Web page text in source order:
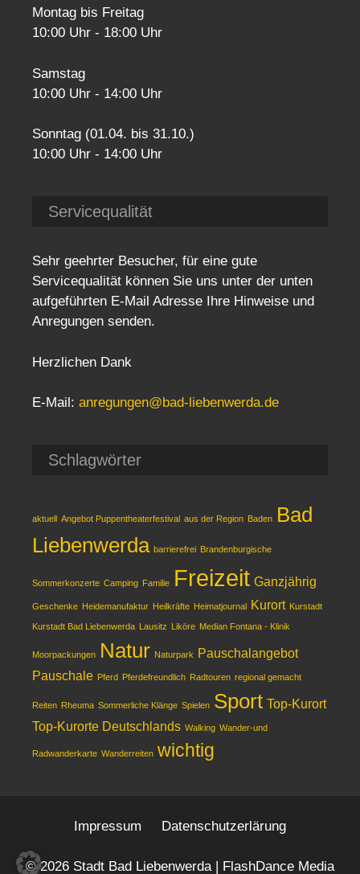
Montag bis Freitag
10:00 Uhr - 18:00 Uhr
Samstag
10:00 Uhr - 14:00 Uhr
Sonntag (01.04. bis 31.10.)
10:00 Uhr - 14:00 Uhr
Servicequalität
Sehr geehrter Besucher, für eine gute
Servicequalität können Sie uns unter der unten
aufgeführten E-Mail Adresse Ihre Hinweise und
Anregungen senden.
Herzlichen Dank
E-Mail: anregungen@bad-liebenwerda.de
Schlagwörter
aktuell Angebot Puppentheaterfestival aus der Region Baden Bad
Liebenwerda barrierefrei Brandenburgische
Sommerkonzerte Camping Familie Freizeit Ganzjährig
Geschenke Heidemanufaktur Heilkräfte Heimatjournal Kurort Kurstadt
Kurstadt Bad Liebenwerda Lausitz Liköre Median Fontana - Klinik
Moorpackungen Natur Naturpark Pauschalangebot
Pauschale Pferd Pferdefreundlich Radtouren regional gemacht
Reiten Rheuma Sommerliche Klänge Spielen Sport Top-Kurort
Top-Kurorte Deutschlands Walking Wander-und
Radwanderkarte Wanderreiten wichtig
Impressum Datenschutzerlärung
© 2026 Stadt Bad Liebenwerda | FlashDance Media